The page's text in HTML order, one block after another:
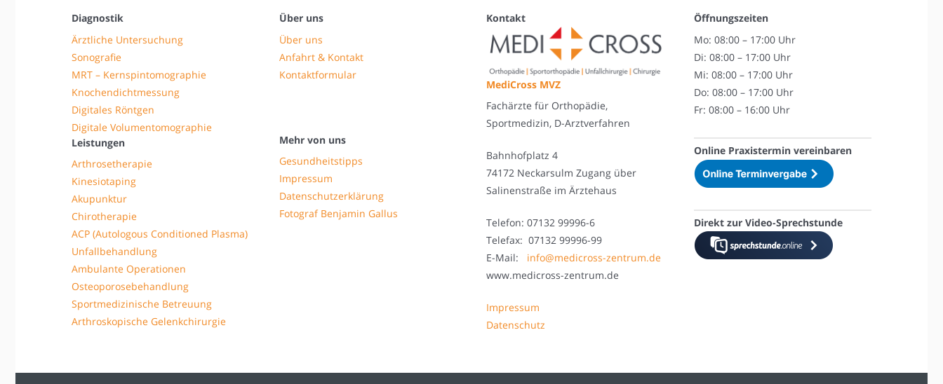
Diagnostik
Ärztliche Untersuchung
Sonografie
MRT – Kernspintomographie
Knochendichtmessung
Digitales Röntgen
Digitale Volumentomographie
Leistungen
Arthrosetherapie
Kinesiotaping
Akupunktur
Chirotherapie
ACP (Autologous Conditioned Plasma)
Unfallbehandlung
Ambulante Operationen
Osteoporosebehandlung
Sportmedizinische Betreuung
Arthroskopische Gelenkchirurgie
Über uns
Über uns
Anfahrt & Kontakt
Kontaktformular
Mehr von uns
Gesundheitstipps
Impressum
Datenschutzerklärung
Fotograf Benjamin Gallus
Kontakt
MediCross MVZ
Fachärzte für Orthopädie,
Sportmedizin, D-Arztverfahren
Bahnhofplatz 4
74172 Neckarsulm Zugang über
Salinenstraße im Ärztehaus
Telefon: 07132 99996-6
Telefax: 07132 99996-99
E-Mail: info@medicross-zentrum.de
www.medicross-zentrum.de
Impressum
Datenschutz
Öffnungszeiten
Mo: 08:00 – 17:00 Uhr
Di: 08:00 – 17:00 Uhr
Mi: 08:00 – 17:00 Uhr
Do: 08:00 – 17:00 Uhr
Fr: 08:00 – 16:00 Uhr
Online Praxistermin vereinbaren
Direkt zur Video-Sprechstunde